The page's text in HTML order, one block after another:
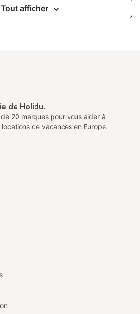
Tout afficher
de Holidu.
20 marques pour vous aider à
de vacances en Europe.